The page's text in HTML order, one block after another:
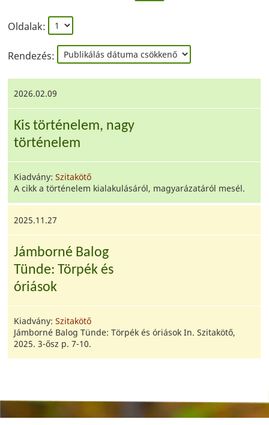
Oldalak:
Rendezés:
2026.02.09
Kis történelem, nagy
történelem
Kiadvány:Szitakötő
A cikk a történelem kialakulásáról, magyarázatáról mesél.
2025.11.27
Jámborné Balog
Tünde: Törpék és
óriások
Kiadvány:Szitakötő
Jámborné Balog Tünde: Törpék és óriások In. Szitakötő,
2025. 3-ősz p. 7-10.